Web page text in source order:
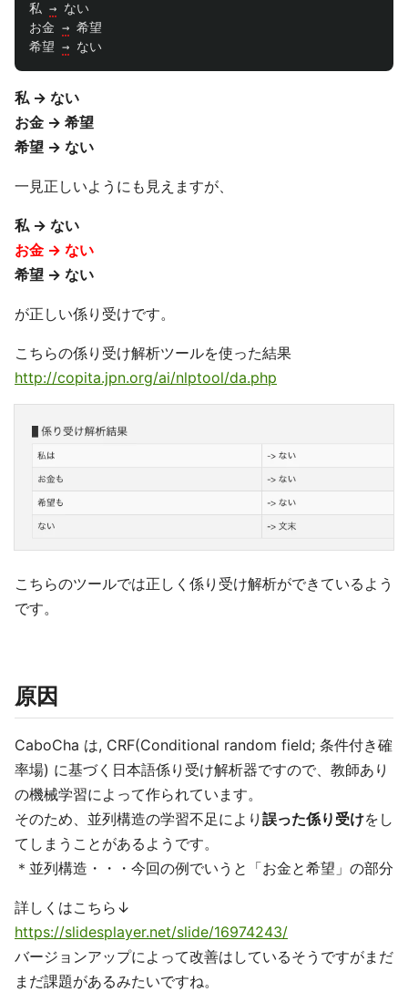
私 → ない
お金 → 希望
希望 → ない
私 → ない
お金 → 希望
希望 → ない
一見正しいようにも見えますが、
私 → ない
お金 → ない
希望 → ない
が正しい係り受けです。
こちらの係り受け解析ツールを使った結果
http://copita.jpn.org/ai/nlptool/da.php
こちらのツールでは正しく係り受け解析ができているよう
です。
原因
CaboCha は, CRF(Conditional random field; 条件付き確
率場) に基づく日本語係り受け解析器ですので、教師あり
の機械学習によって作られています。
そのため、並列構造の学習不足により 誤った係り受けをし
てしまうことがあるようです。
＊並列構造・・・今回の例でいうと「お金と希望」の部分
詳しくはこちら↓
https://slidesplayer.net/slide/16974243/
バージョンアップによって改善はしているそうですがまだ
まだ課題があるみたいですね。